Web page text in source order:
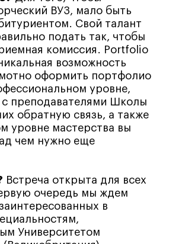
ВУЗ, мало быть
Свой талант
подать так, чтобы
комиссия. Portfolio
возможность
оформить портфолио
уровне,
с преподавателями Школы
обратную связь, а также
уровне мастерства вы
чем нужно еще
Встреча открыта для всех
очередь мы ждем
в
Университетом